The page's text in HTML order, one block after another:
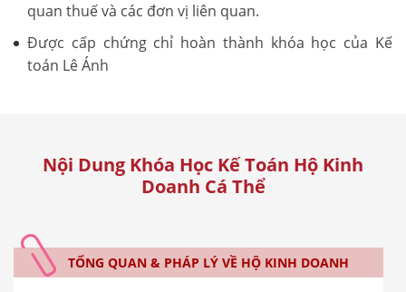
quan thuế và các đơn vị liên quan.
Được cấp chứng chỉ hoàn thành khóa học của Kế
toán Lê Ánh
Nội Dung Khóa Học Kế Toán Hộ Kinh
Doanh Cá Thể
TỔNG QUAN & PHÁP LÝ VỀ HỘ KINH DOANH